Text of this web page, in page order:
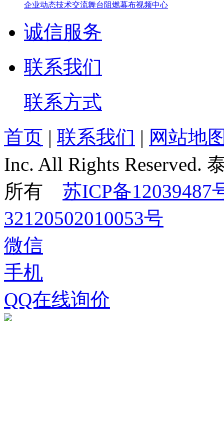
企业动态技术交流舞台阻燃幕布视频中心
诚信服务
联系我们
联系方式
首页 | 联系我们 | 网站地
Inc. All Rights Reserved.
所有 苏ICP备12039487
32120502010053号
微信
手机
QQ在线询价